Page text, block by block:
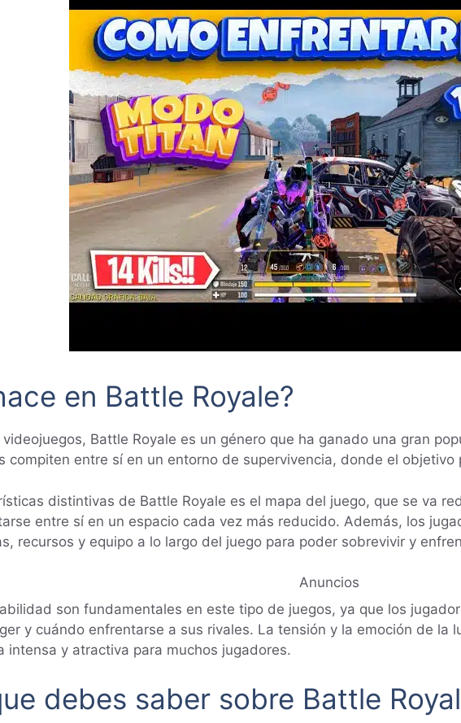
en Battle Royale?
Battle Royale es un género que ha ganado una gran
compiten entre sí en un entorno de supervivencia, donde el
distintivas de Battle Royale es el mapa del juego, que se va
entre sí en un espacio cada vez más reducido. Además, los
recursos y equipo a lo largo del juego para poder sobrevivir y
Anuncios
son fundamentales en este tipo de juegos, ya que los
y cuándo enfrentarse a sus rivales. La tensión y la emoción de la
intensa y atractiva para muchos jugadores.
debes saber sobre Battle